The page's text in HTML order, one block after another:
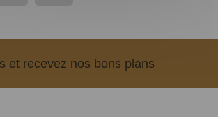
et recevez nos bons plans